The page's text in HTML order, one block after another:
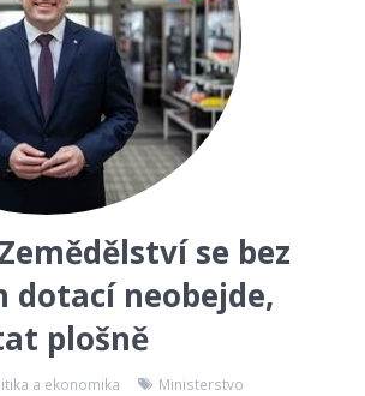
se bez
dotací neobejde,
plošně
a ekonomika Ministerstvo